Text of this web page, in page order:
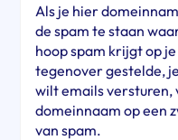
Als je hier
de spam te staan
hoop spam krijgt op
tegenover gestelde,
wilt emails versturen,
domeinnaam op een
van spam.